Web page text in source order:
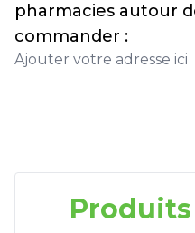
pharmacies autour
commander :